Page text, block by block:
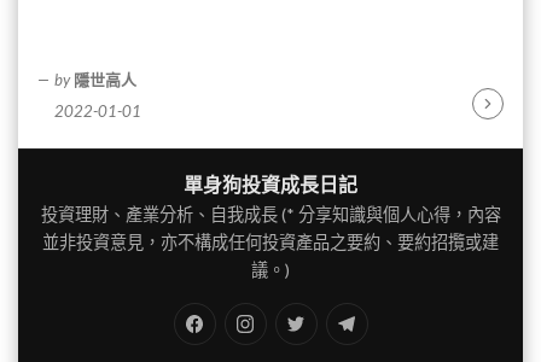
by 隱世高人
2022-01-01
單身狗投資成長日記
投資理財、產業分析、自我成長 (* 分享知識與個人心得，內容
並非投資意見，亦不構成任何投資產品之要約、要約招攬或建
議。)
Twitter